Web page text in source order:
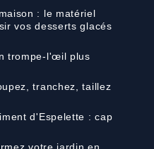
: le matériel
vos desserts glacés
trompe-l'œil plus
tranchez, taillez
d'Espelette : cap